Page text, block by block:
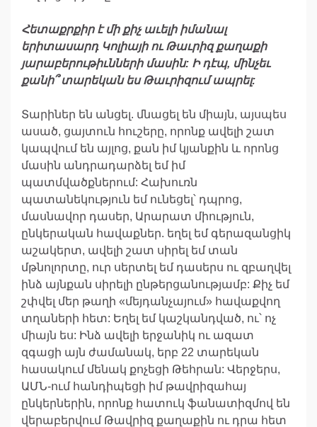
Հետաքրքիր է մի քիչ աւելի իմանալ
երիտասարդ Կոլիայի ու Թաւրիզ քաղաքի
յարաբերութիւնների մասին: Ի դէպ, մինչեւ
քանի՞ տարեկան ես Թաւրիզում ապրել:
Տարիներ են անցել. մնացել են միայն, այսպես
ասած, ցայտուն հուշերը, որոնք ավելի շատ
կապվում են այլոց, քան իմ կյանքին և որոնց
մասին անդրադարձել եմ իմ
պատմվածքներում: Հախուռն
պատանեկություն եմ ունեցել՝ դպրոց,
մասնավոր դասեր, Արարատ միություն,
ընկերական հավաքներ. եղել եմ գերազանցիկ
աշակերտ, ավելի շատ սիրել եմ տան
մթնոլորտը, ուր սերտել եմ դասերս ու զբաղվել
ինձ այնքան սիրելի ընթերցանությամբ: Քիչ եմ
շփվել մեր թաղի «մեյդանչայում» հավաքվող
տղաների հետ: Եղել եմ կաշկանդված, ու՝ ոչ
միայն ես: Ինձ ավելի երջանիկ ու ազատ
զգացի այն ժամանակ, երբ 22 տարեկան
հասակում մենակ քոչեցի Թեհրան: Վերջերս,
ԱՄՆ-ում հանդիպեցի իմ թավրիզահայ
ընկերներին, որոնք հատուկ ֆանատիզմով են
վերաբերվում Թավրիզ քաղաքին ու դրա հետ